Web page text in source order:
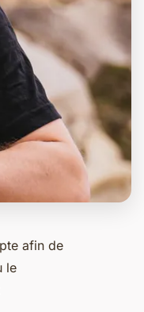
afin de
le